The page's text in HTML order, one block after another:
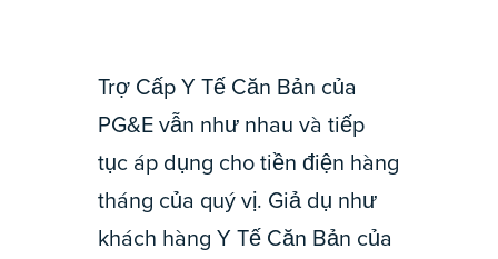
Trợ Cấp Y Tế Căn Bản của
PG&E vẫn như nhau và tiếp
tục áp dụng cho tiền điện hàng
tháng của quý vị. Giả dụ như
khách hàng Y Tế Căn Bản của